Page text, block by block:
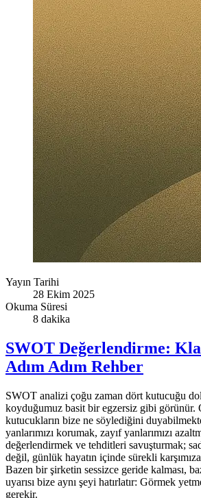
Yayın Tarihi
28 Ekim 2025
Okuma Süresi
8 dakika
SWOT Değerlendirme:
Adım Adım Rehber
SWOT analizi çoğu zaman dört kutucuğu
koyduğumuz basit bir egzersiz gibi görünür.
kutucukların bize ne söylediğini
yanlarımızı korumak, zayıf yanlarımızı
değerlendirmek ve tehditleri savuşturmak;
değil, günlük hayatın içinde sürekli karşımıza
Bazen bir şirketin sessizce geride kalması,
uyarısı bize aynı şeyi hatırlatır: Görmek
gerekir.